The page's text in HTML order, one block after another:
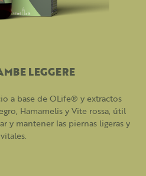
LEGGERE
a base de OLife® y extractos
Hamamelis y Vite rossa, útil
y mantener las piernas ligeras y
vitales.